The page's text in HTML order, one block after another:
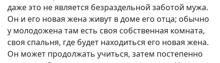
даже это не является безраздельной заботой мужа.
Он и его новая жена живут в доме его отца; обычно
у молодожена там есть своя собственная комната,
своя спальня, где будет находиться его новая жена.
Он может продолжать учиться, затем постепенно